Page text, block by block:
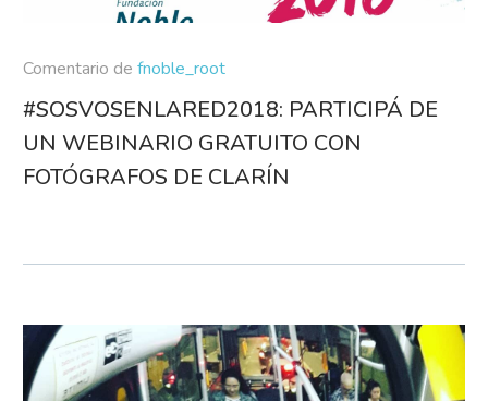
Comentario de fnoble_root
#SOSVOSENLARED2018: PARTICIPÁ DE
UN WEBINARIO GRATUITO CON
FOTÓGRAFOS DE CLARÍN